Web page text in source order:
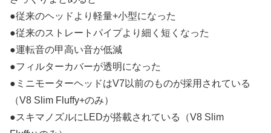
●従来のヘッドより軽量+小型になった
●従来のストレートパイプより細く短くなった
●運転音の甲高い音が低減
●フィルターカバーが透明になった
●ミニモーターヘッドはV7以前のものが採用されている
（V8 Slim Fluffy+のみ）
●スキマノズルにLEDが搭載されている（V8 Slim